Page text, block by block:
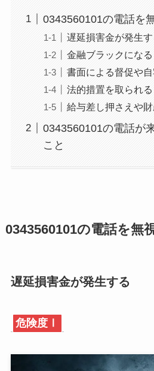
0343560101の電話を
遅延損害金が発生す
金融ブラックになる
書面による督促や
法的措置を取られる
給与差し押さえや財
0343560101の電話が
こと
0343560101の電話を無
遅延損害金が発生する
危険度Ⅰ